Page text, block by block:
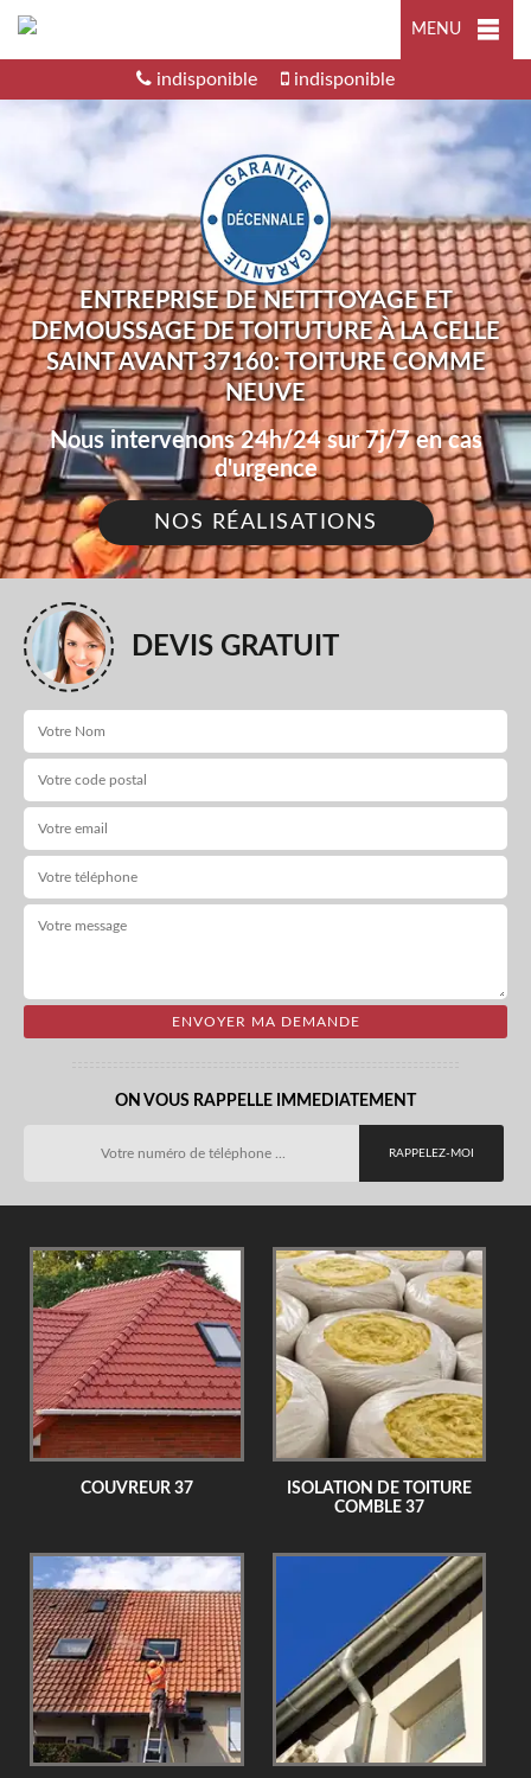
MENU
indisponible indisponible
ENTREPRISE DE NETTTOYAGE ET
DEMOUSSAGE DE TOITUTURE À LA CELLE
SAINT AVANT 37160: TOITURE COMME
NEUVE
Nous intervenons 24h/24 sur 7j/7 en cas
d'urgence
NOS RÉALISATIONS
DEVIS GRATUIT
ON VOUS RAPPELLE IMMEDIATEMENT
COUVREUR 37
ISOLATION DE TOITURE
COMBLE 37